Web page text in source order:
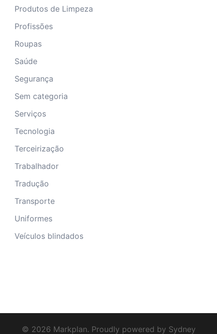
Produtos de Limpeza
Profissões
Roupas
Saúde
Segurança
Sem categoria
Serviços
Tecnologia
Terceirização
Trabalhador
Tradução
Transporte
Uniformes
Veículos blindados
© 2026 Markplan. Proudly powered by Sydney